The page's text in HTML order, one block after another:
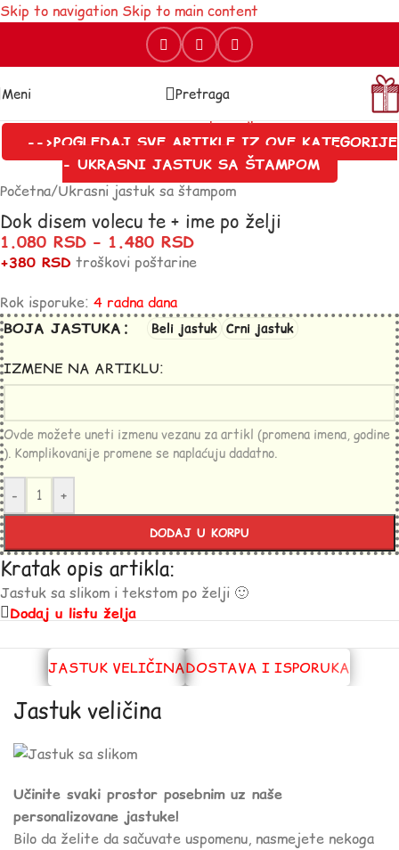
Skip to navigation Skip to main content
Meni Pretraga
-->POGLEDAJ SVE ARTIKLE IZ OVE KATEGORIJE
- UKRASNI JASTUK SA ŠTAMPOM
Početna/Ukrasni jastuk sa štampom
Dok disem volecu te + ime po želji
1.080 RSD – 1.480 RSD
+380 RSD troškovi poštarine
Rok isporuke: 4 radna dana
BOJA JASTUKA
Beli jastuk Crni jastuk
IZMENE NA ARTIKLU:
Ovde možete uneti izmenu vezanu za artikl (promena imena, godine
). Komplikovanije promene se naplaćuju dadatno.
- +
DODAJ U KORPU
Kratak opis artikla:
Jastuk sa slikom i tekstom po želji 🙂
Dodaj u listu želja
JASTUK VELIČINADOSTAVA I ISPORUKA
Jastuk veličina
Učinite svaki prostor posebnim uz naše
personalizovane jastuke!
Bilo da želite da sačuvate uspomenu, nasmejete nekoga